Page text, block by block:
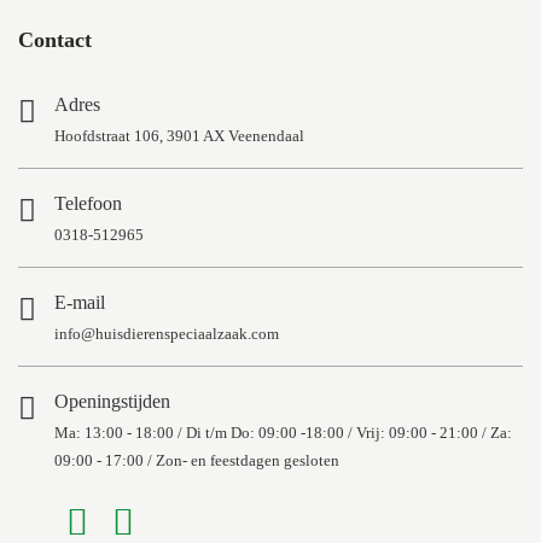
Contact
Adres
Hoofdstraat 106, 3901 AX Veenendaal
Telefoon
0318-512965
E-mail
info@huisdierenspeciaalzaak.com
Openingstijden
Ma: 13:00 - 18:00 / Di t/m Do: 09:00 -18:00 / Vrij: 09:00 - 21:00 / Za:
09:00 - 17:00 / Zon- en feestdagen gesloten